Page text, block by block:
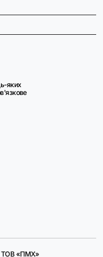
яких
ТОВ «ПМХ»